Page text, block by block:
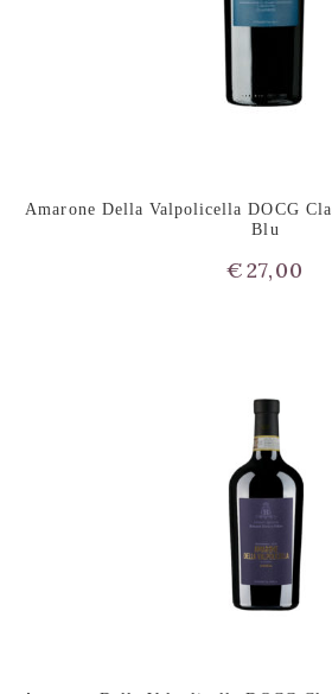
Amarone Della Valpolicella DOCG
Blu
€27,00